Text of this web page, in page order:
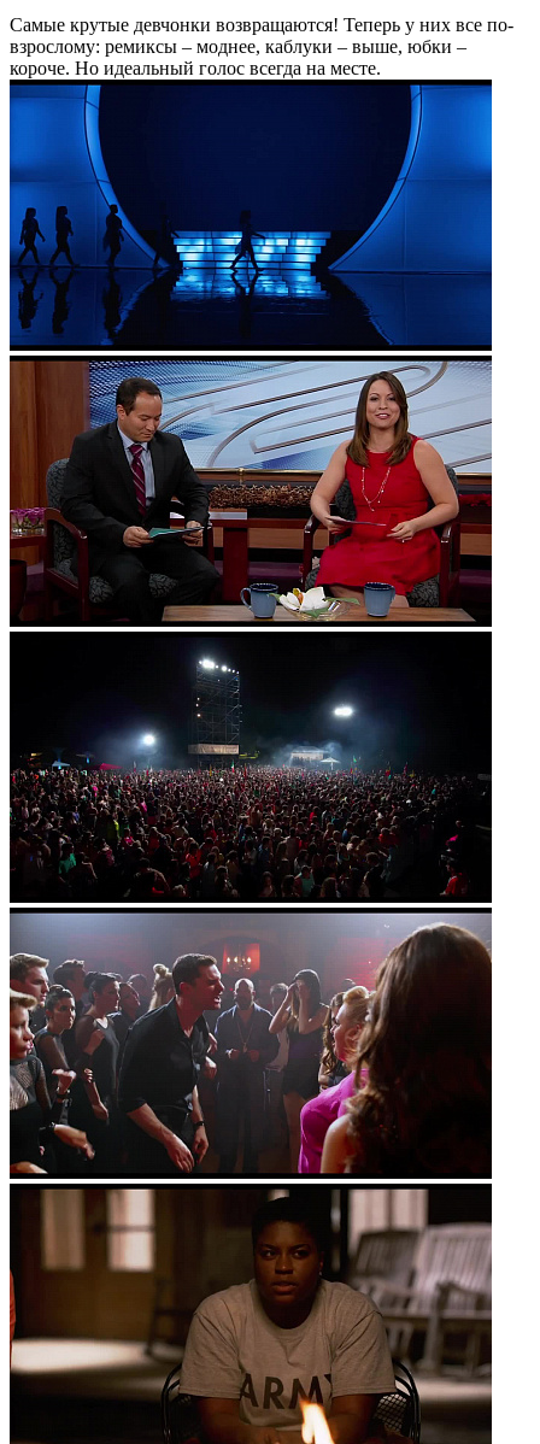
Самые крутые девчонки возвращаются! Теперь у них все по-
взрослому: ремиксы – моднее, каблуки – выше, юбки –
короче. Но идеальный голос всегда на месте.